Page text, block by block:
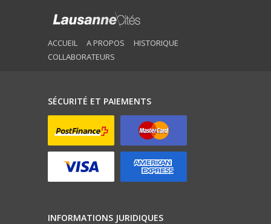
ACCUEIL A PROPOS
HISTORIQUE
COLLABORATEURS
SÉCURITÉ ET PAIEMENTS
INFORMATIONS JURIDIQUES